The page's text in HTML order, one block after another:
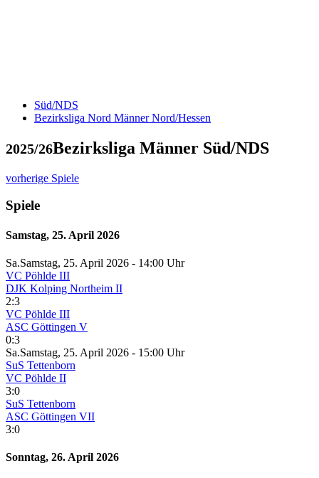
Süd/NDS
Bezirksliga Nord Männer Nord/Hessen
2025/26Bezirksliga Männer Süd/NDS
vorherige Spiele
Spiele
Samstag, 25. April 2026
Sa.Samstag, 25. April 2026 - 14:00 Uhr
VC Pöhlde III
DJK Kolping Northeim II
2:3
VC Pöhlde III
ASC Göttingen V
0:3
Sa.Samstag, 25. April 2026 - 15:00 Uhr
SuS Tettenborn
VC Pöhlde II
3:0
SuS Tettenborn
ASC Göttingen VII
3:0
Sonntag, 26. April 2026